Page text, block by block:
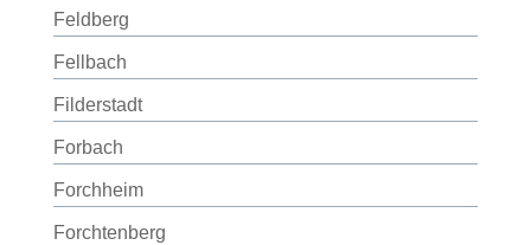
Feldberg
Fellbach
Filderstadt
Forbach
Forchheim
Forchtenberg